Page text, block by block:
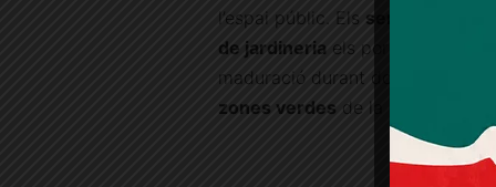
l’espai públic. Els serveis de
de jardineria els portaran al
maduració durant dos o tres
zones verdes de la ciutat.